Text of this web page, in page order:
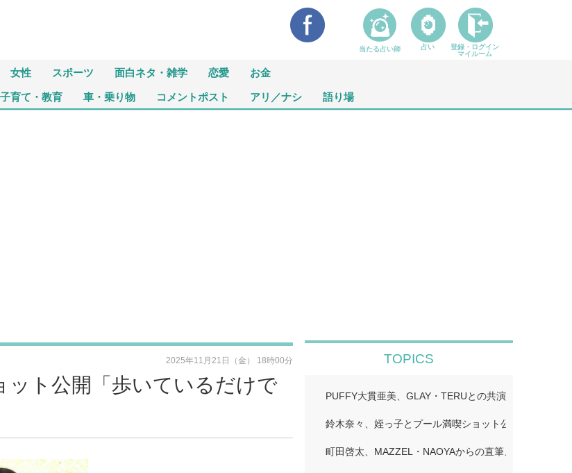
女性 スポーツ 面白ネタ・雑学 恋愛 お金
子育て・教育 車・乗り物 コメントポスト アリ／ナシ 語り場
ット公開「歩いているだけで
2025年11月21日（金） 18時00分 TOPICS
PUFFY大貫亜美、GLAY・TERUとの共演ショット公開
鈴木奈々、姪っ子とプール満喫ショット公開「仲良し
町田啓太、MAZZEL・NAOYAからの直筆メッセージ付
当たる占い師 占い
登録・ログイン
マイルーム